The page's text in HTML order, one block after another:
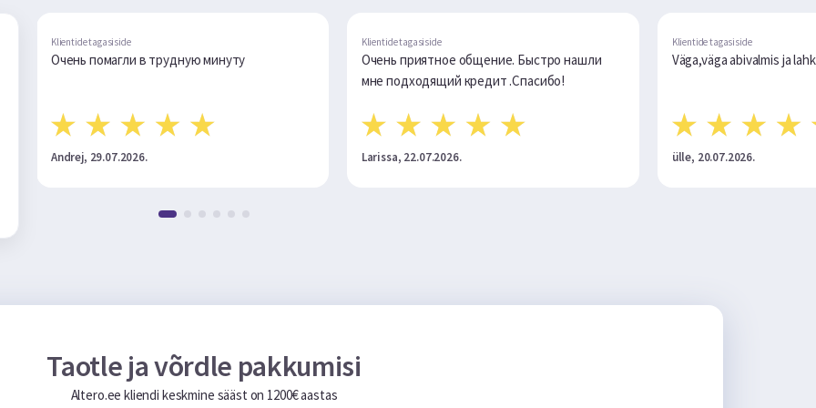
минуту
Очень приятное общение. Быстро нашли
мне подходящий кредит .Спасибо!
Väga,väga abivalmis ja lahked
Taotle ja võrdle pakkumisi
Altero.ee kliendi keskmine sääst on 1200€ aastas